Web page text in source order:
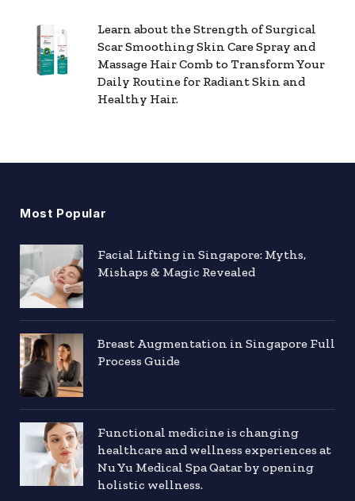
Learn about the Strength of Surgical
Scar Smoothing Skin Care Spray and
Massage Hair Comb to Transform Your
Daily Routine for Radiant Skin and
Healthy Hair.
Most Popular
Facial Lifting in Singapore: Myths,
Mishaps & Magic Revealed
Breast Augmentation in Singapore Full
Process Guide
Functional medicine is changing
healthcare and wellness experiences at
Nu Yu Medical Spa Qatar by opening
holistic wellness.